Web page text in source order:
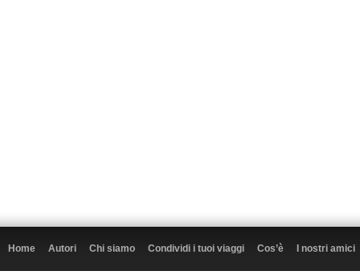
Home Autori Chi siamo Condividi i tuoi viaggi Cos’è I nostri amici